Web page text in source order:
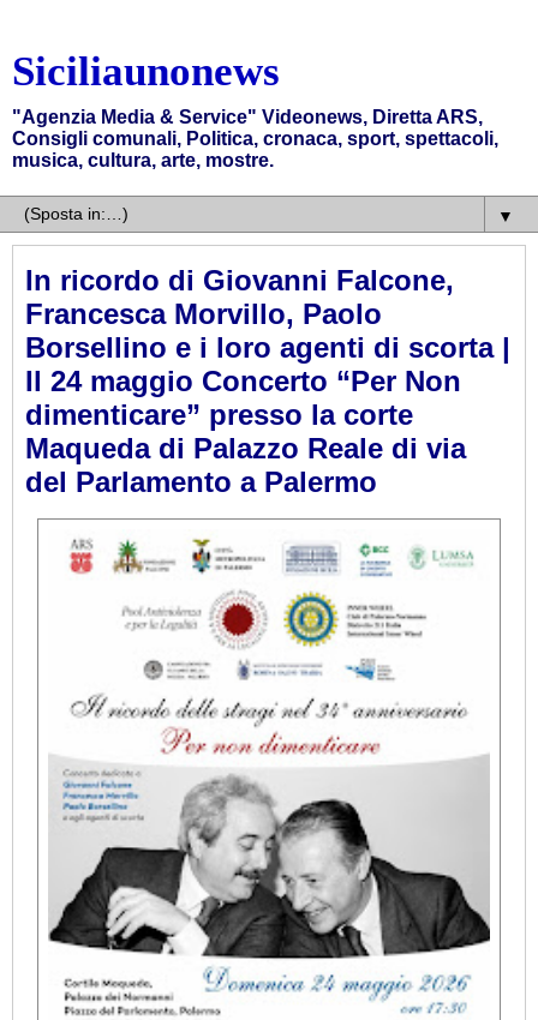
Siciliaunonews
"Agenzia Media & Service" Videonews, Diretta ARS,
Consigli comunali, Politica, cronaca, sport, spettacoli,
musica, cultura, arte, mostre.
▼
In ricordo di Giovanni Falcone,
Francesca Morvillo, Paolo
Borsellino e i loro agenti di scorta |
Il 24 maggio Concerto “Per Non
dimenticare” presso la corte
Maqueda di Palazzo Reale di via
del Parlamento a Palermo